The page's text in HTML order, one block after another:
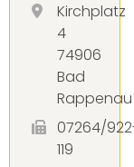
Kirchplatz
4
74906
Bad
Rappenau
07264/
119